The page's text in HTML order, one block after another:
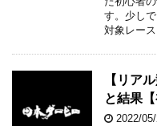
す。少し
対象レー
【リア
と結果【
2022/